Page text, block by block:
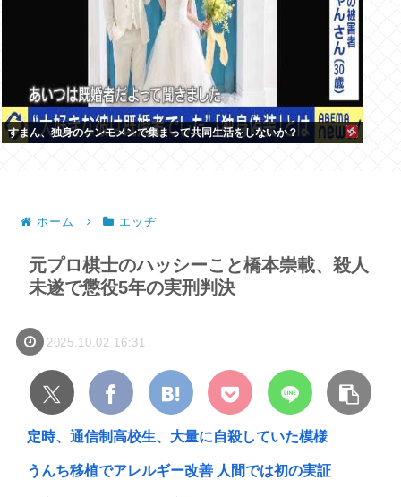
すまん、独身のケンモメンで集まって共同生活をしないか？
ホーム エッヂ
元プロ棋士のハッシーこと橋本崇載、殺人
未遂で懲役5年の実刑判決
2025.10.02 16:31
定時、通信制高校生、大量に自殺していた模様
うんち移植でアレルギー改善 人間では初の実証